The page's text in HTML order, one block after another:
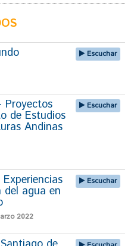
Escuchar
Proyectos
de Estudios
Andinas
Escuchar
Experiencias
agua en
2022
Escuchar